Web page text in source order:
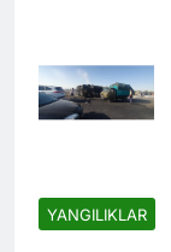
YANGILIKLAR